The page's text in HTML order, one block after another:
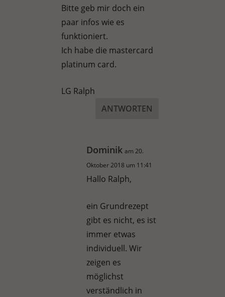
Bitte geb mir doch ein
paar infos wie es
funktioniert.
Ich habe die mastercard
platinum card.
LG Ralph
ANTWORTEN
Dominik am 20.
Oktober 2018 um 11:41
Hallo Ralph,
ein Grundrezept
gibt es nicht, es ist
immer etwas
individuell. Wir
zeigen es
möglichst
verständlich in